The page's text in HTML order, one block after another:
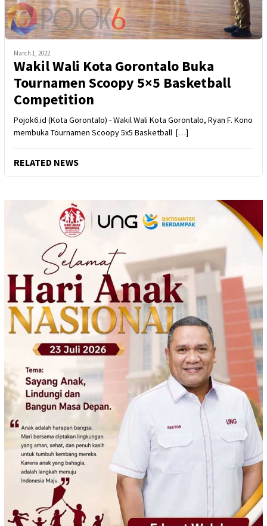
March 1, 2022
Wakil Wali Kota Gorontalo Buka
Tournamen Scoopy 5×5 Basketball
Competition
Pojok6.id (Kota Gorontalo) - Wakil Wali Kota Gorontalo, Ryan F. Kono
membuka Tournamen Scoopy 5x5 Basketball […]
RELATED NEWS